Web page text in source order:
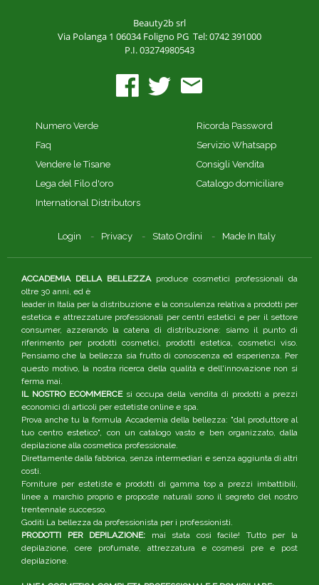
Beauty2b srl
Via Polanga 1 06034 Foligno PG Tel: 0742 391000
P.I. 03274980543
Numero Verde
Faq
Vendere le Tisane
Lega del Filo d'oro
International Distributors
Ricorda Password
Servizio Whatsapp
Consigli Vendita
Catalogo domiciliare
Login Privacy Stato Ordini Made In Italy
ACCADEMIA DELLA BELLEZZAproduce cosmetici professionali da
oltre 30 anni, ed è
leader in Italia per la distribuzione e la consulenza relativa a prodotti per
estetica e attrezzature professionali per centri estetici e per il settore
consumer, azzerando la catena di distribuzione: siamo il punto di
riferimento per prodotti cosmetici, prodotti estetica, cosmetici viso.
Pensiamo che la bellezza sia frutto di conoscenza ed esperienza. Per
questo motivo, la nostra ricerca della qualità e dell'innovazione non si
ferma mai.
IL NOSTRO ECOMMERCEsi occupa della vendita di prodotti a prezzi
economici di articoli per estetiste online e spa.
Prova anche tu la formula Accademia della bellezza: "dal produttore al
tuo centro estetico", con un catalogo vasto e ben organizzato, dalla
depilazione alla cosmetica professionale.
Direttamente dalla fabbrica, senza intermediari e senza aggiunta di altri
costi.
Forniture per estetiste e prodotti di gamma top a prezzi imbattibili,
linee a marchio proprio e proposte naturali sono il segreto del nostro
trentennale successo.
Goditi La bellezza da professionista per i professionisti.
PRODOTTI PER DEPILAZIONE: mai stata così facile! Tutto per la
depilazione, cere profumate, attrezzatura e cosmesi pre e post
depilazione.